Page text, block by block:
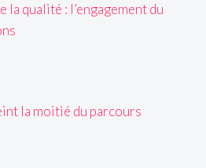
la qualité : l’engagement du
la moitié du parcours